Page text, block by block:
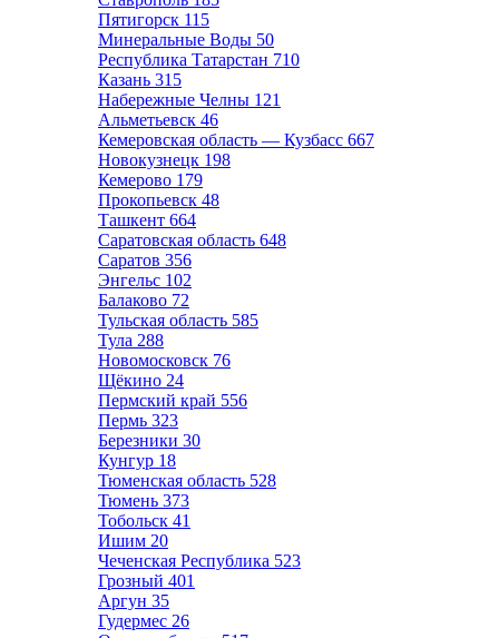
Пятигорск 115
Минеральные Воды 50
Республика Татарстан 710
Казань 315
Набережные Челны 121
Альметьевск 46
Кемеровская область — Кузбасс 667
Новокузнецк 198
Кемерово 179
Прокопьевск 48
Ташкент 664
Саратовская область 648
Саратов 356
Энгельс 102
Балаково 72
Тульская область 585
Тула 288
Новомосковск 76
Щёкино 24
Пермский край 556
Пермь 323
Березники 30
Кунгур 18
Тюменская область 528
Тюмень 373
Тобольск 41
Ишим 20
Чеченская Республика 523
Грозный 401
Аргун 35
Гудермес 26